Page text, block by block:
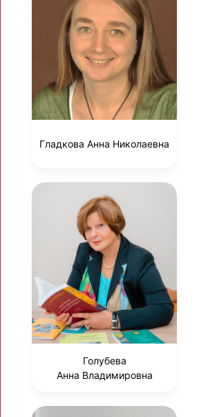
Гладкова Анна Николаевна
Голубева
Анна Владимировна